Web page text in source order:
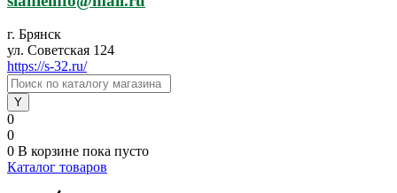
г. Брянск
ул. Советская 124
https://s-32.ru/
0
0
0 В корзине пока пусто
Каталог товаров